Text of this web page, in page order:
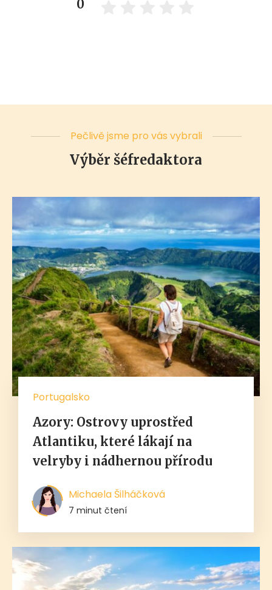
0
Pečlivě jsme pro vás vybrali
Výběr šéfredaktora
Portugalsko
Azory: Ostrovy uprostřed
Atlantiku, které lákají na
velryby i nádhernou přírodu
Michaela Šilháčková
7 minut čtení